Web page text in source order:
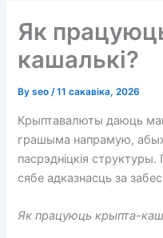
Як
кашалькі?
Byseo/11 сакавіка, 2026
Крыптавалюты даюць
грашыма напрамую,
пасрэдніцкія
сябе адказнасць за
Як працуюць крыпта-